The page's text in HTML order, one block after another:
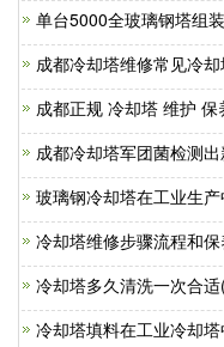
单台5000全玻璃钢塔组
成都冷却塔维修常见冷
成都正规 冷却塔 维护
成都冷却塔军团菌检测
玻璃钢冷却塔在工业生
冷却塔维修步骤流程和
冷却塔多久清洗一次合
冷却塔填料在工业冷却